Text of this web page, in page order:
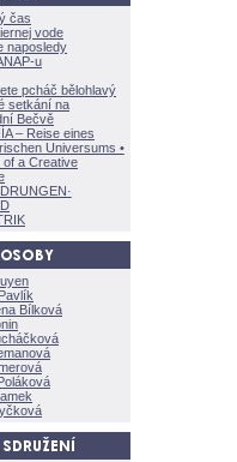
čas
vode
naposledy
u
pcháč bělohlavý
setkání na
Bečvě
– Reise eines
en Universums •
a Creative
·
Bílkov